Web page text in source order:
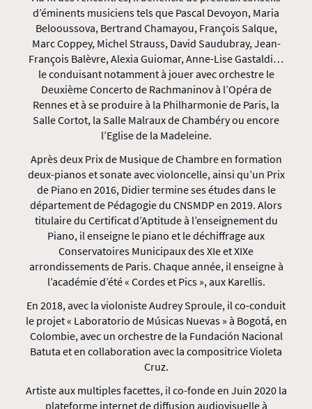
d’éminents musiciens tels que Pascal Devoyon, Maria
Belooussova, Bertrand Chamayou, François Salque,
Marc Coppey, Michel Strauss, David Saudubray, Jean-
François Balèvre, Alexia Guiomar, Anne-Lise Gastaldi…
le conduisant notamment à jouer avec orchestre le
Deuxième Concerto de Rachmaninov à l’Opéra de
Rennes et à se produire à la Philharmonie de Paris, la
Salle Cortot, la Salle Malraux de Chambéry ou encore
l’Eglise de la Madeleine.
Après deux Prix de Musique de Chambre en formation
deux-pianos et sonate avec violoncelle, ainsi qu’un Prix
de Piano en 2016, Didier termine ses études dans le
département de Pédagogie du CNSMDP en 2019. Alors
titulaire du Certificat d’Aptitude à l’enseignement du
Piano, il enseigne le piano et le déchiffrage aux
Conservatoires Municipaux des XIe et XIXe
arrondissements de Paris. Chaque année, il enseigne à
l’académie d’été « Cordes et Pics », aux Karellis.
En 2018, avec la violoniste Audrey Sproule, il co-conduit
le projet « Laboratorio de Músicas Nuevas » à Bogotá, en
Colombie, avec un orchestre de la Fundación Nacional
Batuta et en collaboration avec la compositrice Violeta
Cruz.
Artiste aux multiples facettes, il co-fonde en Juin 2020 la
plateforme internet de diffusion audiovisuelle à